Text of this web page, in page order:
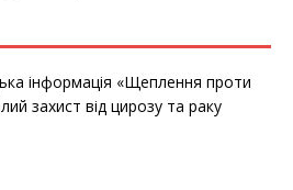
інформація «Щеплення проти
захист від цирозу та раку